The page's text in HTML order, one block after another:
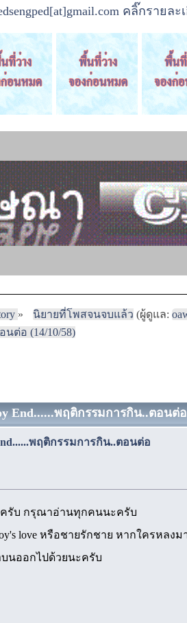
คลิ๊กรายล
» นิยายที่โพสจนจบแล้ว (ผู้ดูแล:
นต่อ (14/10/58)
End......พฤติกรรมการกิน..ตอนต่อ
พฤติกรรมการกิน..ตอนต่อ
ครับ กรุณาอ่านทุกคนนะครับ
love หรือชายรักชาย หากใครหลง
นออกไปด้วยนะครับ